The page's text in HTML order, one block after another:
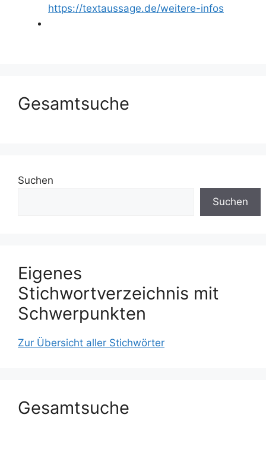
https://textaussage.de/weitere-infos
Gesamtsuche
Suchen
Suchen
Eigenes
Stichwortverzeichnis mit
Schwerpunkten
Zur Übersicht aller Stichwörter
Gesamtsuche